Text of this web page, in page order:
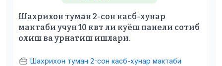
Шахрихон туман 2-сон касб-хунар
мактаби учун 10 квт ли куёш панели сотиб
олиш ва урнатиш ишлари.
Шахрихон туман 2-сон касб-хунар мактаби